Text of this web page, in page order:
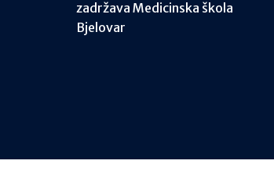
zadržava Medicinska škola
Bjelovar